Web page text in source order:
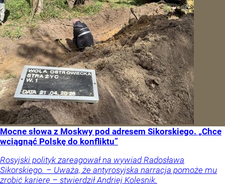
Mocne słowa z Moskwy pod adresem Sikorskiego. „Chce
wciągnąć Polskę do konfliktu”
Rosyjski polityk zareagował na wywiad Radosława
Sikorskiego. – Uważa, że antyrosyjska narracja pomoże mu
zrobić karierę – stwierdził Andriej Kolesnik.